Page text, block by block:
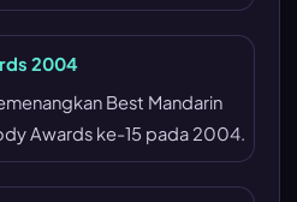
2004
Best Mandarin
Awards ke-15 pada 2004.